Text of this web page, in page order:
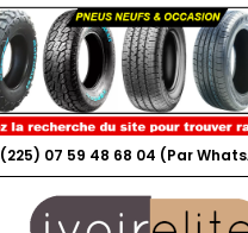
(225) 07 59 48 68 04 (Par